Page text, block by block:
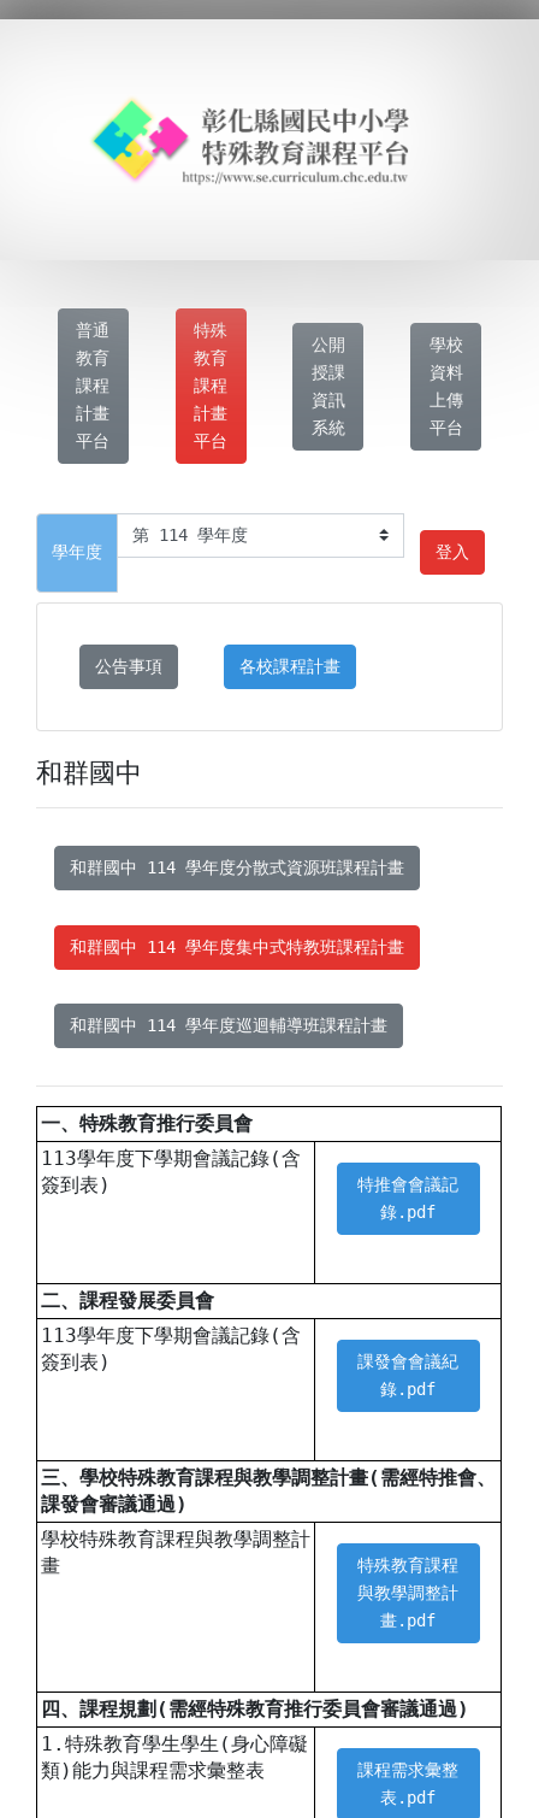
普通
教育
課程
計畫
平台
特殊
教育
課程
計畫
平台
公開
授課
資訊
系統
學校
資料
上傳
平台
學年度 登入
公告事項 各校課程計畫
和群國中
和群國中 114 學年度分散式資源班課程計畫
和群國中 114 學年度集中式特教班課程計畫
和群國中 114 學年度巡迴輔導班課程計畫
一、特殊教育推行委員會
113學年度下學期會議記錄(含
簽到表)
特推會會議記
錄.pdf
二、課程發展委員會
113學年度下學期會議記錄(含
簽到表)
課發會會議紀
錄.pdf
三、學校特殊教育課程與教學調整計畫(需經特推會、
課發會審議通過)
學校特殊教育課程與教學調整計
畫
特殊教育課程
與教學調整計
畫.pdf
四、課程規劃(需經特殊教育推行委員會審議通過)
1.特殊教育學生學生(身心障礙
類)能力與課程需求彙整表
課程需求彙整
表.pdf